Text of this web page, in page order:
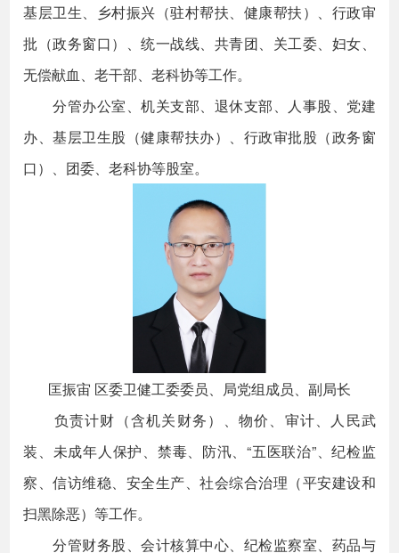
基层卫生、乡村振兴（驻村帮扶、健康帮扶）、行政审
批（政务窗口）、统一战线、共青团、关工委、妇女、
无偿献血、老干部、老科协等工作。
分管办公室、机关支部、退休支部、人事股、党建
办、基层卫生股（健康帮扶办）、行政审批股（政务窗
口）、团委、老科协等股室。
匡振宙 区委卫健工委委员、局党组成员、副局长
负责计财（含机关财务）、物价、审计、人民武
装、未成年人保护、禁毒、防汛、“五医联治”、纪检监
察、信访维稳、安全生产、社会综合治理（平安建设和
扫黑除恶）等工作。
分管财务股、会计核算中心、纪检监察室、药品与